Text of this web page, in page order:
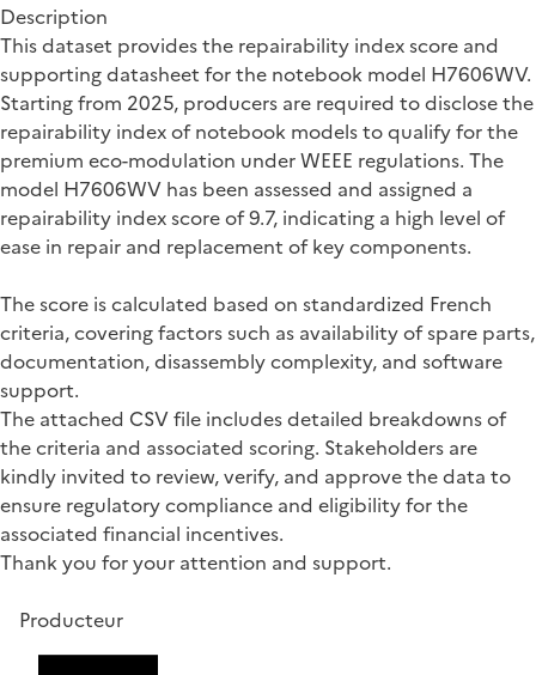
Description
This dataset provides the repairability index score and
supporting datasheet for the notebook model H7606WV.
Starting from 2025, producers are required to disclose the
repairability index of notebook models to qualify for the
premium eco-modulation under WEEE regulations. The
model H7606WV has been assessed and assigned a
repairability index score of 9.7, indicating a high level of
ease in repair and replacement of key components.
The score is calculated based on standardized French
criteria, covering factors such as availability of spare parts,
documentation, disassembly complexity, and software
support.
The attached CSV file includes detailed breakdowns of
the criteria and associated scoring. Stakeholders are
kindly invited to review, verify, and approve the data to
ensure regulatory compliance and eligibility for the
associated financial incentives.
Thank you for your attention and support.
Producteur